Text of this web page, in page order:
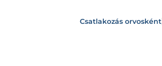
Csatlakozás orvosként